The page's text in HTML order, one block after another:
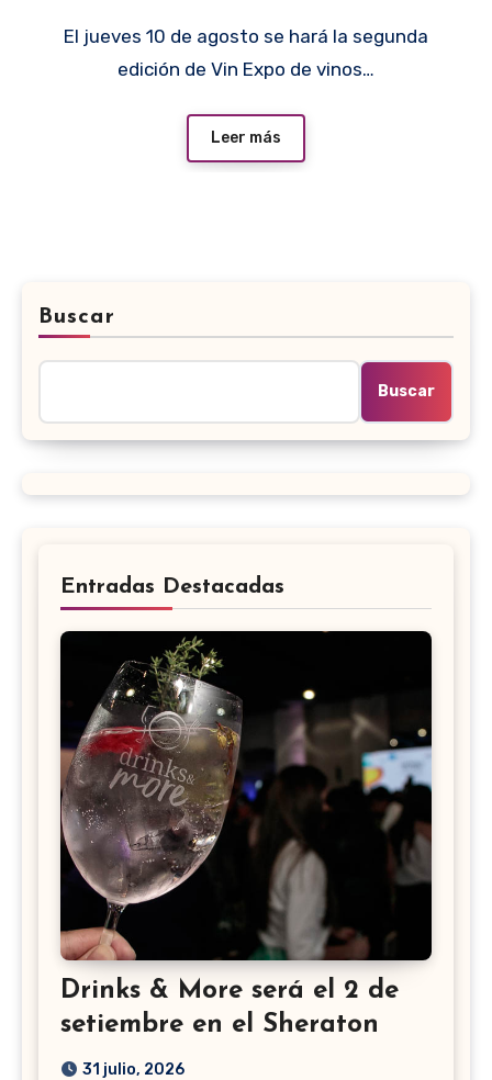
El jueves 10 de agosto se hará la segunda
edición de Vin Expo de vinos…
Leer más
Buscar
Buscar
Entradas Destacadas
Drinks & More será el 2 de
setiembre en el Sheraton
31 julio, 2026